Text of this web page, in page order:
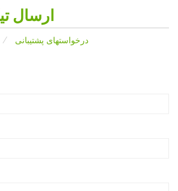
ارسال
درخواستهای پشتیبانی